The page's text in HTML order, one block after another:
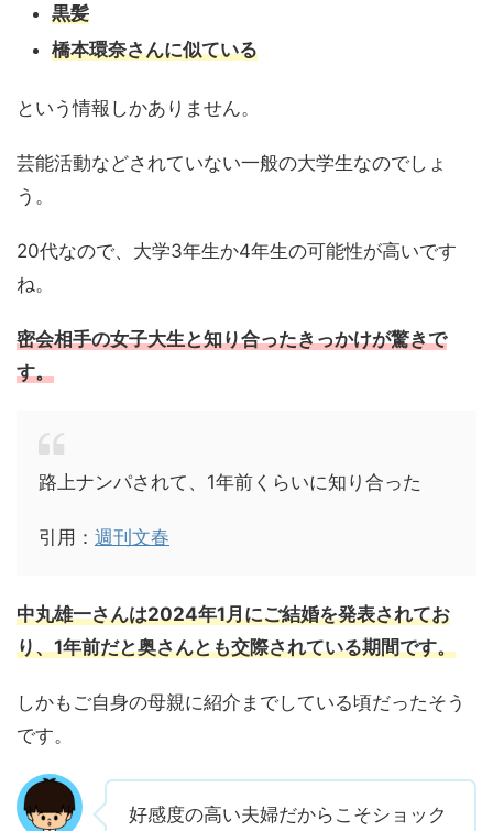
黒髪
橋本環奈さんに似ている
という情報しかありません。
芸能活動などされていない一般の大学生なのでしょ
う。
20代なので、大学3年生か4年生の可能性が高いです
ね。
密会相手の女子大生と知り合ったきっかけが驚きで
す。
路上ナンパされて、1年前くらいに知り合った
引用： 週刊文春
中丸雄一さんは2024年1月にご結婚を発表されてお
り、1年前だと奥さんとも交際されている期間です。
しかもご自身の母親に紹介までしている頃だったそう
です。
好感度の高い夫婦だからこそショック